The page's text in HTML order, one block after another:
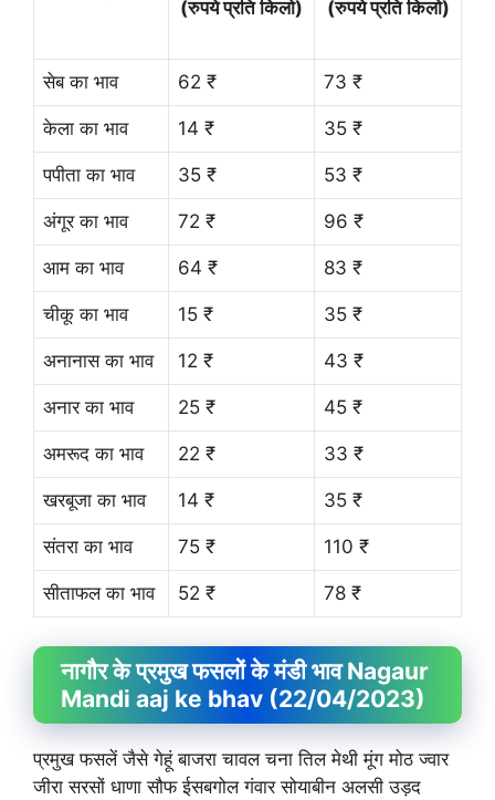
(रुपये प्रति किलो) (रुपये प्रति किलो)
सेब का भाव 62 ₹ 73 ₹
केला का भाव 14 ₹ 35 ₹
पपीता का भाव 35 ₹ 53 ₹
अंगूर का भाव 72 ₹ 96 ₹
आम का भाव 64 ₹ 83 ₹
चीकू का भाव 15 ₹ 35 ₹
अनानास का भाव 12 ₹ 43 ₹
अनार का भाव 25 ₹ 45 ₹
अमरूद का भाव 22 ₹ 33 ₹
खरबूजा का भाव 14 ₹ 35 ₹
संतरा का भाव 75 ₹ 110 ₹
सीताफल का भाव 52 ₹ 78 ₹
नागौर के प्रमुख फसलों के मंडी भाव Nagaur
Mandi aaj ke bhav (22/04/2023)
प्रमुख फसलें जैसे गेहूं बाजरा चावल चना तिल मेथी मूंग मोठ ज्वार
जीरा सरसों धाणा सौफ ईसबगोल गंवार सोयाबीन अलसी उड़द